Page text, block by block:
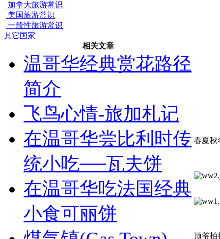
加拿大旅游常识
美国旅游常识
一般性旅游常识
其它国家
相关文章
温哥华经典赏花路径
简介
飞鸟心情-旅加札记
在温哥华尝比利时传
统小吃──瓦夫饼
在温哥华吃法国经典
小食可丽饼
春夏秋
顶爷拍